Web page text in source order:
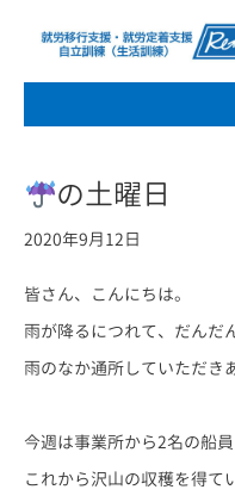
の土曜日
2020年9月12日
皆さん、こんにちは。
雨が降るにつれて、だんだ
雨のなか通所していただき
今週は事業所から2名の船
これから沢山の収穫を得て